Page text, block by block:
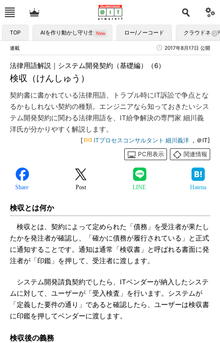
TOP AIを作り動かし守り生かす ロー/ノーコード クラウドネイ
連載 2017年8月17日 公開
検収（けんしゅう）
法律用語解説｜システム開発契約（基礎編）（6）
契約書に書かれている法律用語、トラブル時にIT訴訟で争点とな
るかもしれない契約の種類。エンジニアなら知っておきたいシス
テム開発契約に関わる法律用語を、IT紛争解決の専門家 細川義
洋氏が分かりやすく解説します。
[ ITプロセスコンサルタント 細川義洋 ，＠IT]
PC用表示
関連情報
Share Post LINE Hatena
検収とは何か
検収とは、契約によって定められた「債務」を受注者が果たし
たかを発注者が確認し、「確かに債務が履行されている」と正式
に通知することです。通知は通常「検収書」と呼ばれる書面に発
注者が「印鑑」を押して、受注者に渡します。
システム開発請負契約でしたら、ITベンダーが納入したシステ
ムに対して、ユーザーが「受入検査」を行います。システムが
「定義した要件の通り」であると確認したら、ユーザーは検収書
に印鑑を押してベンダーに渡します。
検収後の義務